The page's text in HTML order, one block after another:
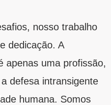
nosso trabalho
dedicação. A
apenas uma profissão,
defesa intransigente
humana. Somos